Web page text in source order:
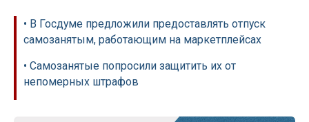
• В Госдуме предложили предоставлять отпуск
самозанятым, работающим на маркетплейсах
• Самозанятые попросили защитить их от
непомерных штрафов